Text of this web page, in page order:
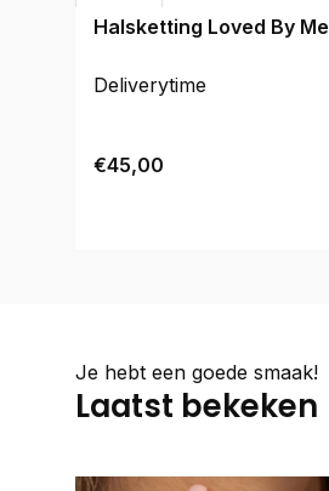
Halsketting Loved By Me
Deliverytime
€45,00
Je hebt een goede smaak!
Laatst bekeken